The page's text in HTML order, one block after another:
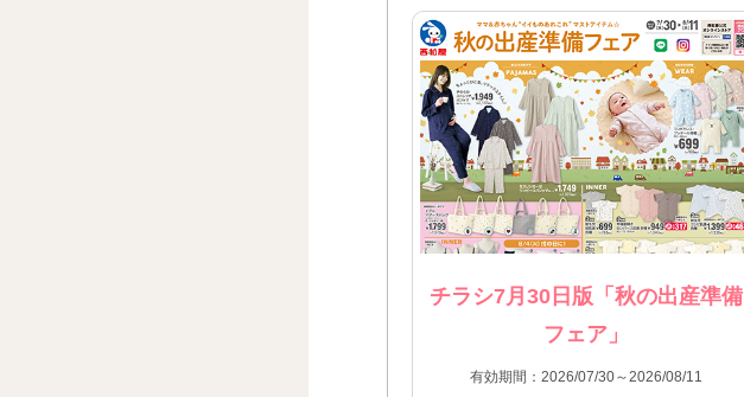
チラシ7月30日版「秋の出産準備
フェア」
有効期間：2026/07/30～2026/08/11